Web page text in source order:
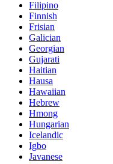
Filipino
Finnish
Frisian
Galician
Georgian
Gujarati
Haitian
Hausa
Hawaiian
Hebrew
Hmong
Hungarian
Icelandic
Igbo
Javanese